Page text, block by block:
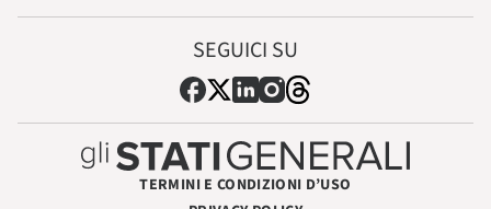
SEGUICI SU
TERMINI E CONDIZIONI D’USO